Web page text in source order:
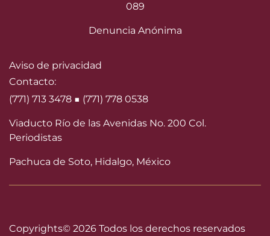
089
Denuncia Anónima
Aviso de privacidad
Contacto:
(771) 713 3478 ■ (771) 778 0538
Viaducto Río de las Avenidas No. 200 Col.
Periodistas
Pachuca de Soto, Hidalgo, México
Copyrights© 2026 Todos los derechos reservados